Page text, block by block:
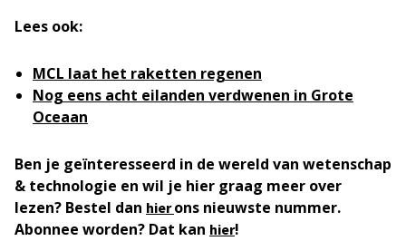
Lees ook:
MCL laat het raketten regenen
Nog eens acht eilanden verdwenen in Grote
Oceaan
Ben je geïnteresseerd in de wereld van wetenschap
& technologie en wil je hier graag meer over
lezen? Bestel dan hierons nieuwste nummer.
Abonnee worden? Dat kan hier!